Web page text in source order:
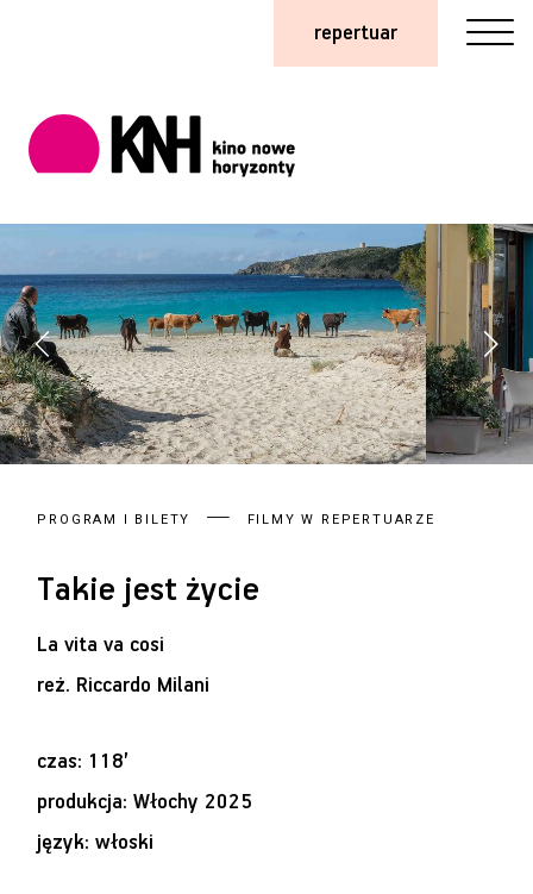
repertuar
PROGRAM I BILETY FILMY W REPERTUARZE
Takie jest życie
La vita va cosi
reż. Riccardo Milani
czas: 118’
produkcja: Włochy 2025
język: włoski